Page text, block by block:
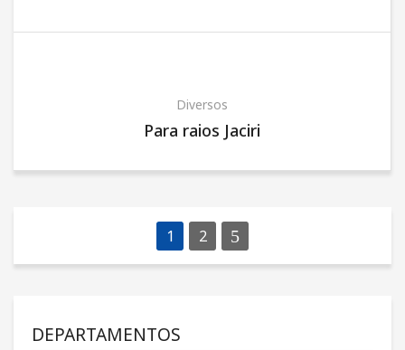
Diversos
Para raios Jaciri
1 2
DEPARTAMENTOS